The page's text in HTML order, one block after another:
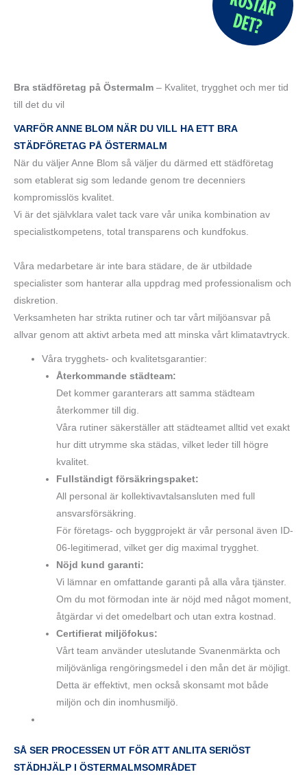
Bra städföretag på Östermalm – Kvalitet, trygghet och mer tid
till det du vil
VARFÖR ANNE BLOM NÄR DU VILL HA ETT BRA
STÄDFÖRETAG PÅ ÖSTERMALM
När du väljer Anne Blom så väljer du därmed ett städföretag
som etablerat sig som ledande genom tre decenniers
kompromisslös kvalitet.
Vi är det självklara valet tack vare vår unika kombination av
specialistkompetens, total transparens och kundfokus.
Våra medarbetare är inte bara städare, de är utbildade
specialister som hanterar alla uppdrag med professionalism och
diskretion.
Verksamheten har strikta rutiner och tar vårt miljöansvar på
allvar genom att aktivt arbeta med att minska vårt klimatavtryck.
Våra trygghets- och kvalitetsgarantier:
Återkommande städteam:
Det kommer garanterars att samma städteam
återkommer till dig.
Våra rutiner säkerställer att städteamet alltid vet exakt
hur ditt utrymme ska städas, vilket leder till högre
kvalitet.
Fullständigt försäkringspaket:
All personal är kollektivavtalsansluten med full
ansvarsförsäkring.
För företags- och byggprojekt är vår personal även ID-
06-legitimerad, vilket ger dig maximal trygghet.
Nöjd kund garanti:
Vi lämnar en omfattande garanti på alla våra tjänster.
Om du mot förmodan inte är nöjd med något moment,
åtgärdar vi det omedelbart och utan extra kostnad.
Certifierat miljöfokus:
Vårt team använder uteslutande Svanenmärkta och
miljövänliga rengöringsmedel i den mån det är möjligt.
Detta är effektivt, men också skonsamt mot både
miljön och din inomhusmiljö.
SÅ SER PROCESSEN UT FÖR ATT ANLITA SERIÖST
STÄDHJÄLP I ÖSTERMALMSOMRÅDET